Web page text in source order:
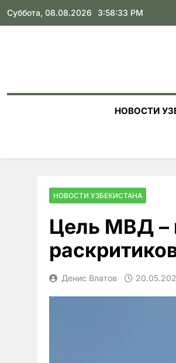
Skip
Суббота, 08.08.2026 3:58:34 PM
НОВОСТИ
НОВОСТИ УЗБЕКИСТАНА
Цель МВД –
Денис Влатов